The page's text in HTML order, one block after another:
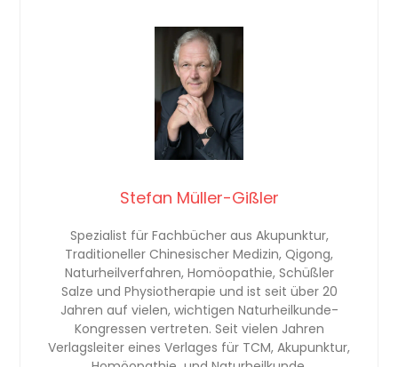
Stefan Müller-Gißler
Spezialist für Fachbücher aus Akupunktur,
Traditioneller Chinesischer Medizin, Qigong,
Naturheilverfahren, Homöopathie, Schüßler
Salze und Physiotherapie und ist seit über 20
Jahren auf vielen, wichtigen Naturheilkunde-
Kongressen vertreten. Seit vielen Jahren
Verlagsleiter eines Verlages für TCM, Akupunktur,